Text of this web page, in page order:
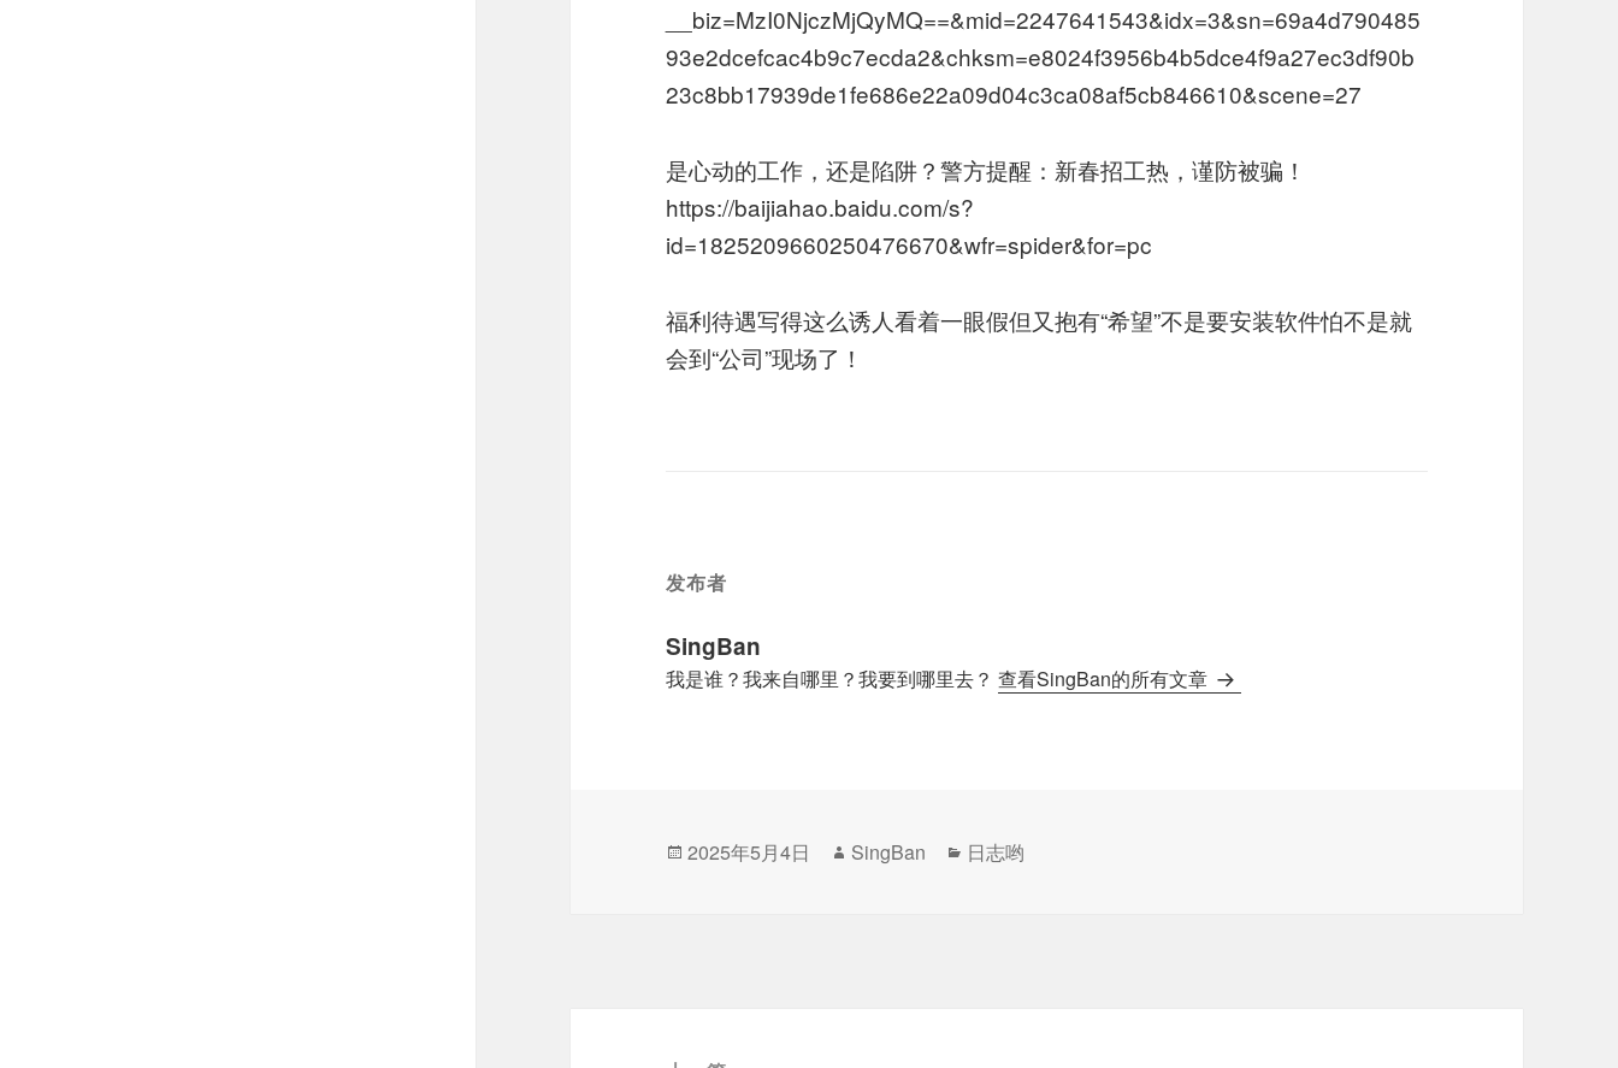
__biz=MzI0NjczMjQyMQ==&mid=2247641543&idx=3&sn=69a4d790485
93e2dcefcac4b9c7ecda2&chksm=e8024f3956b4b5dce4f9a27ec3df90b
23c8bb17939de1fe686e22a09d04c3ca08af5cb846610&scene=27
是心动的工作，还是陷阱？警方提醒：新春招工热，谨防被骗！
https://baijiahao.baidu.com/s?
id=1825209660250476670&wfr=spider&for=pc
福利待遇写得这么诱人看着一眼假但又抱有“希望”不是要安装软件怕不是就
会到“公司”现场了！
发布者
SingBan
我是谁？我来自哪里？我要到哪里去？查看SingBan的所有文章
发
2025年5月4日
作
SingBan
分
日志哟